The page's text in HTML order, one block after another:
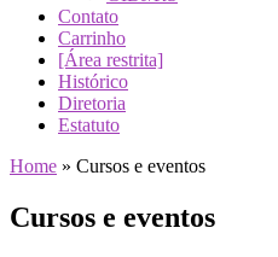
Contato
Carrinho
[Área restrita]
Histórico
Diretoria
Estatuto
Home » Cursos e eventos
Cursos e eventos